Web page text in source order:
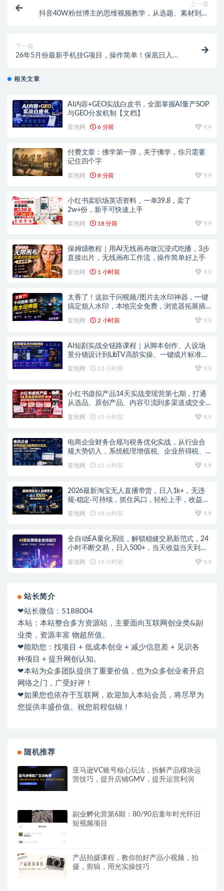
上一篇
抖音40W粉丝博主的思维视频教学，从选题、素材到剪
下一篇
26年5月份最新手机挂G项目，操作简单！保底日入
相关文章
AI内容+GEO实战白皮书，全面掌握AI量产SOP
与GEO分发机制【文档】
冒泡网 6 分前 9.9
付费文章：佛学第一弹，关于佛学，你只需要
记住四个字
冒泡网 8 分前 9.9
小红书卖职场英语资料，一单39.8，卖了
2w+份，新手可快速上手
冒泡网 18 分前 9.9
保姆级教程｜用AI无线画布做沉浸式吃播，3步
直接出片，无线画布工作流，操作简单好上手
冒泡网 1 小时前 9.9
太香了！这款千问视频/图片去水印神器，一键
搞定烦人水印，本地完全免费，浏览器拓展插
冒泡网 2 小时前 9.9
AI短剧实战全链路课程｜从脚本创作、人设场
景分镜设计到LibTV高阶实操、一键成片标准化
冒泡网 13 小时前 9.9
小红书虚拟产品14天实战变现营第七期，打通
从选品、原创产品、内容引流到多渠道成交全
冒泡网 15 小时前 9.9
电商企业财务合规与税务优化实战，从行业合
规大势切入，系统梳理增值税、企业所得税、
冒泡网 15 小时前 9.9
2026最新淘宝无人直播带货，日入1k+，无违
规·稳定·可持续，抓住风口，轻松上手，收益可
冒泡网 18 小时前 9.9
全自动EA量化系统，解锁稳健交易新范式，24
小时不断交易，日入500+，当天收益当天到
冒泡网 19 小时前 9.9
站长简介
❤站长微信：5188004
本站：本站整合多方资源站，主要面向互联网创业类&副
业类，资源丰富 物超所值。
❤能助您：找项目 + 低成本创业 + 减少信息差 + 见识各
种项目 + 提升网创认知。
❤本站为众多团队提供了重要价值，也为众多创业者开启
网络之门，广受好评！
❤如果您也依存于互联网，欢迎加入本站会员，将尽早为
您提供丰盛价值。祝您前程似锦！
随机推荐
亚马逊VC账号核心玩法，拆解产品模块运
营技巧，提升店铺GMV，提升运营利润
副业孵化营第6期：80/90后童年时光怀旧
短视频项目
产品拍摄课程，教你拍好产品小视频，拍
摄，剪辑，用光实操技巧